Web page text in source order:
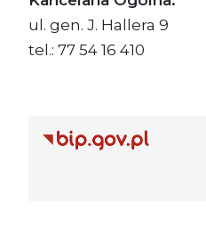
ul. gen. J. Hallera 9
tel.: 77 54 16 410
Adres do e-